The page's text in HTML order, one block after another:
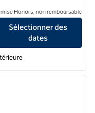
& Suites Kansas City-
Honors, non remboursable
Sélectionner des
dates